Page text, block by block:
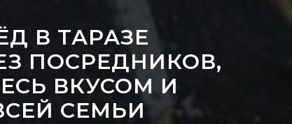
В ТАРАЗЕ
ПОСРЕДНИКОВ,
ВКУСОМ И
СЕМЬИ